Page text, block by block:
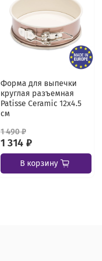
Форма для выпечки
круглая разъемная
Patisse Ceramic 12х4.5
см
1 490 ₽
1 314 ₽
В корзину